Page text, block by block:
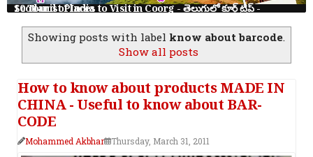
10 Tourist Places to Visit in Coorg - తెలుగులో కూర్గ్ ట్రిప్ - Scotland of India
Showing posts with label know about barcode.
Show all posts
How to know about products MADE IN
CHINA - Useful to know about BAR-
CODE
Mohammed Akbhar Thursday, March 31, 2011